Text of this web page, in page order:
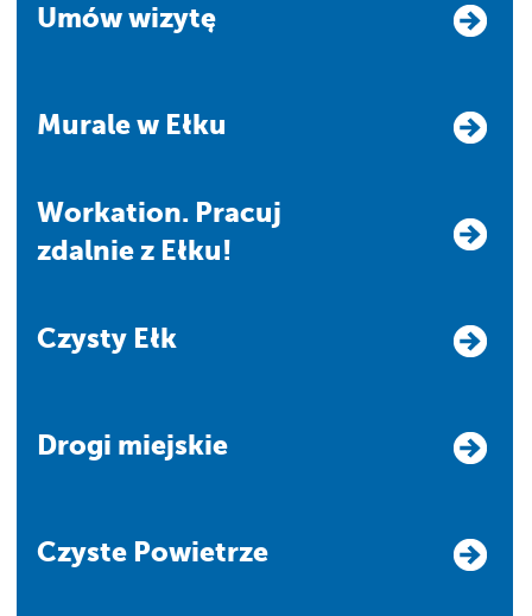
Umów wizytę
Murale w Ełku
Workation. Pracuj
zdalnie z Ełku!
Czysty Ełk
Drogi miejskie
Czyste Powietrze